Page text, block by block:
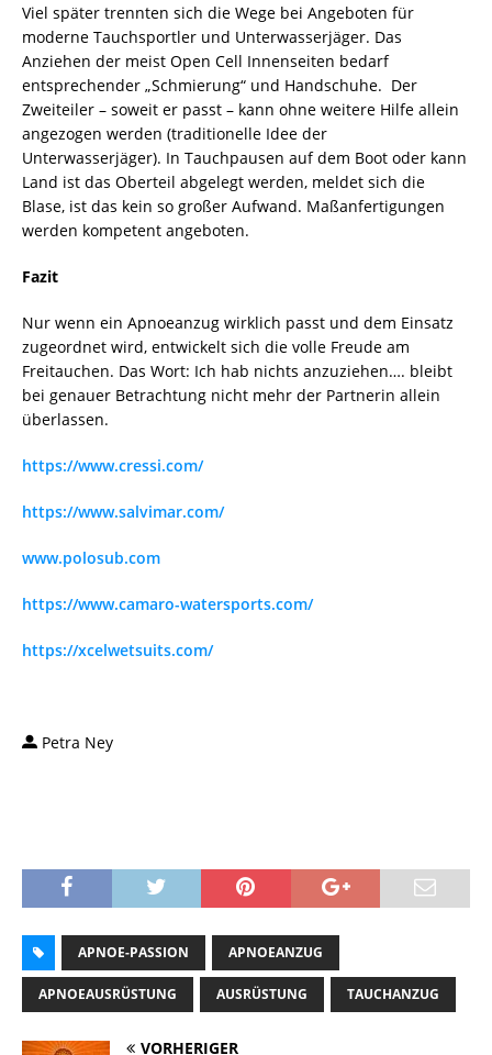
Viel später trennten sich die Wege bei Angeboten für
moderne Tauchsportler und Unterwasserjäger. Das
Anziehen der meist Open Cell Innenseiten bedarf
entsprechender „Schmierung“ und Handschuhe. Der
Zweiteiler – soweit er passt – kann ohne weitere Hilfe allein
angezogen werden (traditionelle Idee der
Unterwasserjäger). In Tauchpausen auf dem Boot oder kann
Land ist das Oberteil abgelegt werden, meldet sich die
Blase, ist das kein so großer Aufwand. Maßanfertigungen
werden kompetent angeboten.
Fazit
Nur wenn ein Apnoeanzug wirklich passt und dem Einsatz
zugeordnet wird, entwickelt sich die volle Freude am
Freitauchen. Das Wort: Ich hab nichts anzuziehen…. bleibt
bei genauer Betrachtung nicht mehr der Partnerin allein
überlassen.
https://www.cressi.com/
https://www.salvimar.com/
www.polosub.com
https://www.camaro-watersports.com/
https://xcelwetsuits.com/
Petra Ney
APNOE-PASSION APNOEANZUG
APNOEAUSRÜSTUNG AUSRÜSTUNG TAUCHANZUG
VORHERIGER